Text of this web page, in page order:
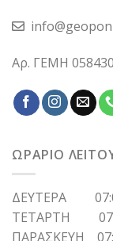
Αρ. ΓΕΜΗ
ΩΡΑΡΙΟ
ΔΕΥΤΕΡΑ
ΤΕΤΑΡΤΗ
ΠΑΡΑΣΚΕΥΗ